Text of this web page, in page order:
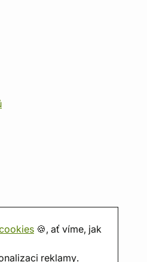
🍪, ať víme, jak
reklamy.